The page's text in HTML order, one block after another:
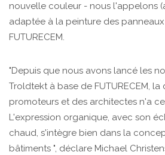
nouvelle couleur - nous l'appelons
adaptée à la peinture des
FUTURECEM.
"Depuis que nous avons lancé les
Troldtekt à base de FUTURECEM,
promoteurs et des architectes n'a
L'expression organique, avec son
chaud, s'intègre bien dans la
bâtiments ", déclare Michael